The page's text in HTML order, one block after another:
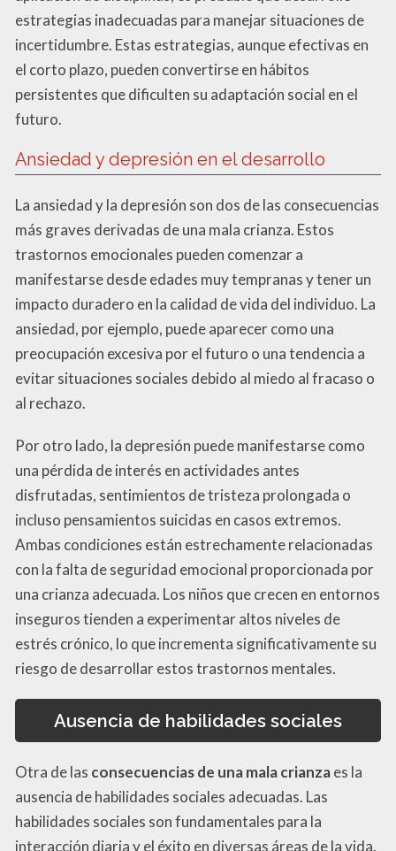
estrategias inadecuadas para manejar situaciones de
incertidumbre. Estas estrategias, aunque efectivas en
el corto plazo, pueden convertirse en hábitos
persistentes que dificulten su adaptación social en el
futuro.
Ansiedad y depresión en el desarrollo
La ansiedad y la depresión son dos de las consecuencias
más graves derivadas de una mala crianza. Estos
trastornos emocionales pueden comenzar a
manifestarse desde edades muy tempranas y tener un
impacto duradero en la calidad de vida del individuo. La
ansiedad, por ejemplo, puede aparecer como una
preocupación excesiva por el futuro o una tendencia a
evitar situaciones sociales debido al miedo al fracaso o
al rechazo.
Por otro lado, la depresión puede manifestarse como
una pérdida de interés en actividades antes
disfrutadas, sentimientos de tristeza prolongada o
incluso pensamientos suicidas en casos extremos.
Ambas condiciones están estrechamente relacionadas
con la falta de seguridad emocional proporcionada por
una crianza adecuada. Los niños que crecen en entornos
inseguros tienden a experimentar altos niveles de
estrés crónico, lo que incrementa significativamente su
riesgo de desarrollar estos trastornos mentales.
Ausencia de habilidades sociales
Otra de las consecuencias de una mala crianzaes la
ausencia de habilidades sociales adecuadas. Las
habilidades sociales son fundamentales para la
interacción diaria y el éxito en diversas áreas de la vida.